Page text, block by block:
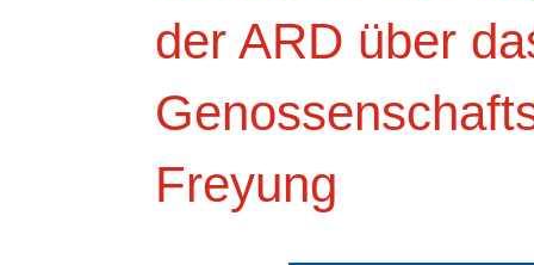
der ARD über
Freyung